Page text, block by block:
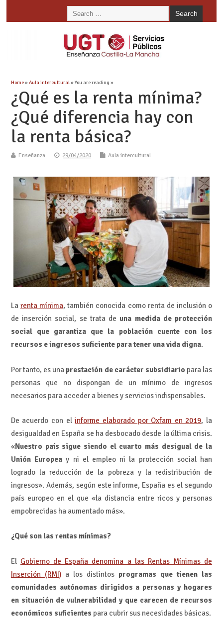
Home»Aula intercultural» You are reading »
¿Qué es la renta mínima?
¿Qué diferencia hay con
la renta básica?
Enseñanza 29/04/2020 Aula intercultural
La renta mínima, también conocida como renta de inclusión o
de inserción social, se trata deuna medida de protección
social que garantiza que la población cuente con los
recursos e ingresos suficiente para tener una vida digna.
Por tanto, es una prestación de carácter subsidiario para las
personas que no dispongan de un mínimo de ingresos
necesarios para acceder a bienes y servicios indispensables.
De acuerdo con elinforme elaborado por Oxfam en 2019, la
desigualdad en España se ha desbocado desde la última crisis.
«Nuestro país sigue siendo el cuarto más desigual de la
Unión Europea y ni el empleo ni la protección social han
logrado la reducción de la pobreza y la redistribución de
ingresos». Además, según este informe, España es el segundo
país europeo en el que «la distancia entre ricos y personas
empobrecidas ha aumentado más».
¿Qué son las rentas mínimas?
El Gobierno de España denomina a las Rentas Mínimas de
Inserción (RMI)a los distintosprogramas que tienen las
comunidades autónomas dirigidos a personas y hogares
en situación de vulnerabilidad y que carecen de recursos
económicos suficientes para cubrir sus necesidades básicas.